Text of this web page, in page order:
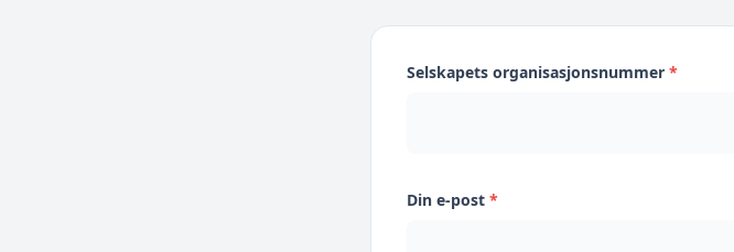
Selskapets organisasjonsnummer *
Din e-post *